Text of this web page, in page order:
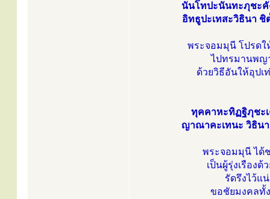
นันโทปะนันทะภุชะคั
อิทธูปะเทสะวิธินา ชิ
พระจอมมุนี โปรด
ไปทรมานพญ
ด้วยวิธีอันให้อุปเ
ทุคคาหะทิฏฐิภุชะ
ญาณาคะเทนะ วิธินา
พระจอมมุนี ได้
เป็นผู้รุ่งเรือง
รัดรึงไว้แ
ขอชัยมงคลทั้